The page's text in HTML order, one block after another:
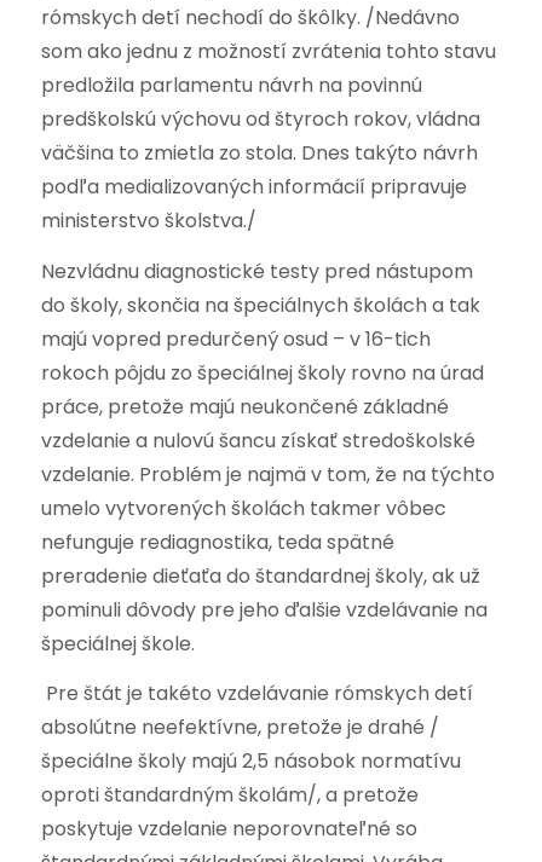
rómskych detí nechodí do škôlky. /Nedávno
som ako jednu z možností zvrátenia tohto stavu
predložila parlamentu návrh na povinnú
predškolskú výchovu od štyroch rokov, vládna
väčšina to zmietla zo stola. Dnes takýto návrh
podľa medializovaných informácií pripravuje
ministerstvo školstva./
Nezvládnu diagnostické testy pred nástupom
do školy, skončia na špeciálnych školách a tak
majú vopred predurčený osud – v 16-tich
rokoch pôjdu zo špeciálnej školy rovno na úrad
práce, pretože majú neukončené základné
vzdelanie a nulovú šancu získať stredoškolské
vzdelanie. Problém je najmä v tom, že na týchto
umelo vytvorených školách takmer vôbec
nefunguje rediagnostika, teda spätné
preradenie dieťaťa do štandardnej školy, ak už
pominuli dôvody pre jeho ďalšie vzdelávanie na
špeciálnej škole.
Pre štát je takéto vzdelávanie rómskych detí
absolútne neefektívne, pretože je drahé /
špeciálne školy majú 2,5 násobok normatívu
oproti štandardným školám/, a pretože
poskytuje vzdelanie neporovnateľné so